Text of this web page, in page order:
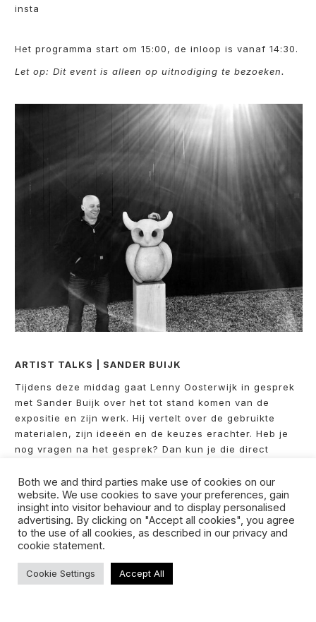
insta
Het programma start om 15:00, de inloop is vanaf 14:30.
Let op: Dit event is alleen op uitnodiging te bezoeken.
ARTIST TALKS | SANDER BUIJK
Tijdens deze middag gaat Lenny Oosterwijk in gesprek
met Sander Buijk over het tot stand komen van de
expositie en zijn werk. Hij vertelt over de gebruikte
materialen, zijn ideeën en de keuzes erachter. Heb je
nog vragen na het gesprek? Dan kun je die direct
🙂
Lees hier het interview van Elfie Tromp met Sander
Buijk
Both we and third parties make use of cookies on our
website. We use cookies to save your preferences, gain
insight into visitor behaviour and to display personalised
advertising. By clicking on "Accept all cookies", you agree
to the use of all cookies, as described in our privacy and
cookie statement.
Cookie Settings Accept All